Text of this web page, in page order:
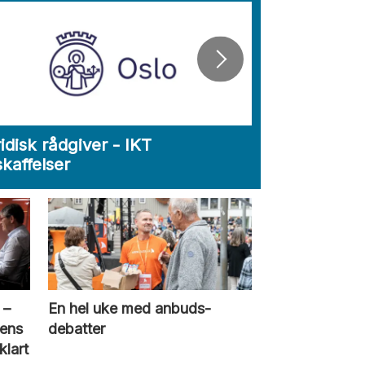
rådgiver - IKT
En hel uke med anbuds­
debatter